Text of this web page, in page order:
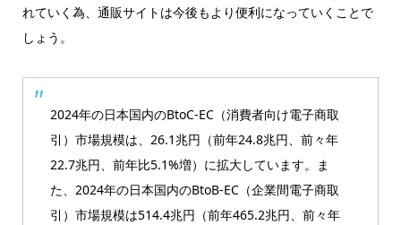
れていく為、通販サイトは今後もより便利になっていくことで
しょう。
2024年の日本国内のBtoC-EC（消費者向け電子商取
引）市場規模は、26.1兆円（前年24.8兆円、前々年
22.7兆円、前年比5.1%増）に拡大しています。ま
た、2024年の日本国内のBtoB-EC（企業間電子商取
引）市場規模は514.4兆円（前年465.2兆円、前々年